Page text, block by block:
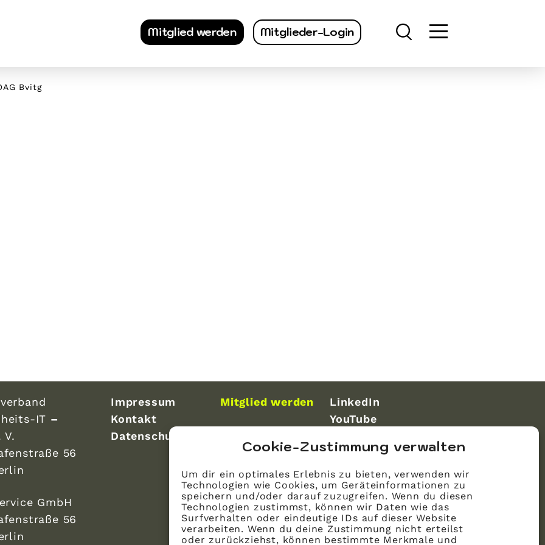
Cookie-Zustimmung verwalten
Um dir ein optimales Erlebnis zu bieten, verwenden wir
Technologien wie Cookies, um Geräteinformationen zu
speichern und/oder darauf zuzugreifen. Wenn du diesen
Technologien zustimmst, können wir Daten wie das
Surfverhalten oder eindeutige IDs auf dieser Website
verarbeiten. Wenn du deine Zustimmung nicht erteilst
oder zurückziehst, können bestimmte Merkmale und
Mitglied werden Mitglieder-Login
Bvitg
IT –
V.
56
GmbH
56
Impressum
Kontakt
Datenschutz
Mitglied werden
LinkedIn
YouTube